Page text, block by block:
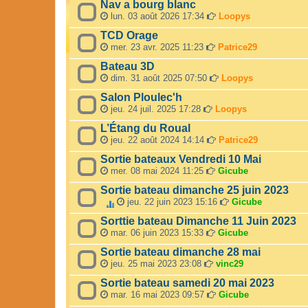
Nav a bourg blanc
lun. 03 août 2026 17:34 Loopys
TCD Orage
mer. 23 avr. 2025 11:23 Patrice29
Bateau 3D
dim. 31 août 2025 07:50 Loopys
Salon Ploulec'h
jeu. 24 juil. 2025 17:28 Loopys
L’Étang du Roual
jeu. 22 août 2024 14:14 Patrice29
Sortie bateaux Vendredi 10 Mai
mer. 08 mai 2024 11:25 Gicube
Sortie bateau dimanche 25 juin 2023
C
e
s
u
j
e
t
a
u
n
jeu. 22 juin 2023 15:16 Gicube
Sorttie bateau Dimanche 11 Juin 2023
mar. 06 juin 2023 15:33 Gicube
Sortie bateau dimanche 28 mai
jeu. 25 mai 2023 23:08 vinc29
Sortie bateau samedi 20 mai 2023
mar. 16 mai 2023 09:57 Gicube